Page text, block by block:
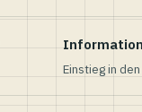
Einstieg in